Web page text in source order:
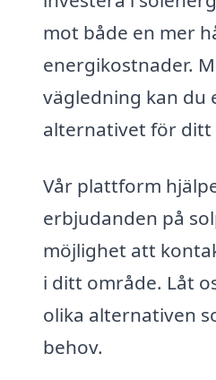
mot både en mer
energikostnader.
vägledning kan du
alternativet för ditt
Vår plattform
erbjudanden på
möjlighet att
i ditt område. Låt
olika alternativen
behov.